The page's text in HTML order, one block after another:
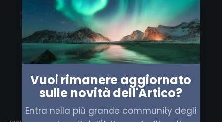
Vuoi rimanere aggiornato
sulle novità dell'Artico?
Entra nella più grande community degli